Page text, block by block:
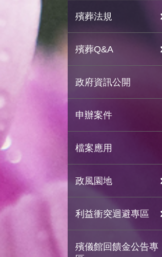
殯葬法規
殯葬Q&A
政府資訊公開
申辦案件
檔案應用
政風園地
利益衝突迴避專區
殯儀館回饋金公告專